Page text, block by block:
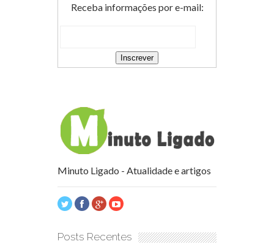
Receba informações por e-mail:
Minuto Ligado - Atualidade e artigos
Posts Recentes